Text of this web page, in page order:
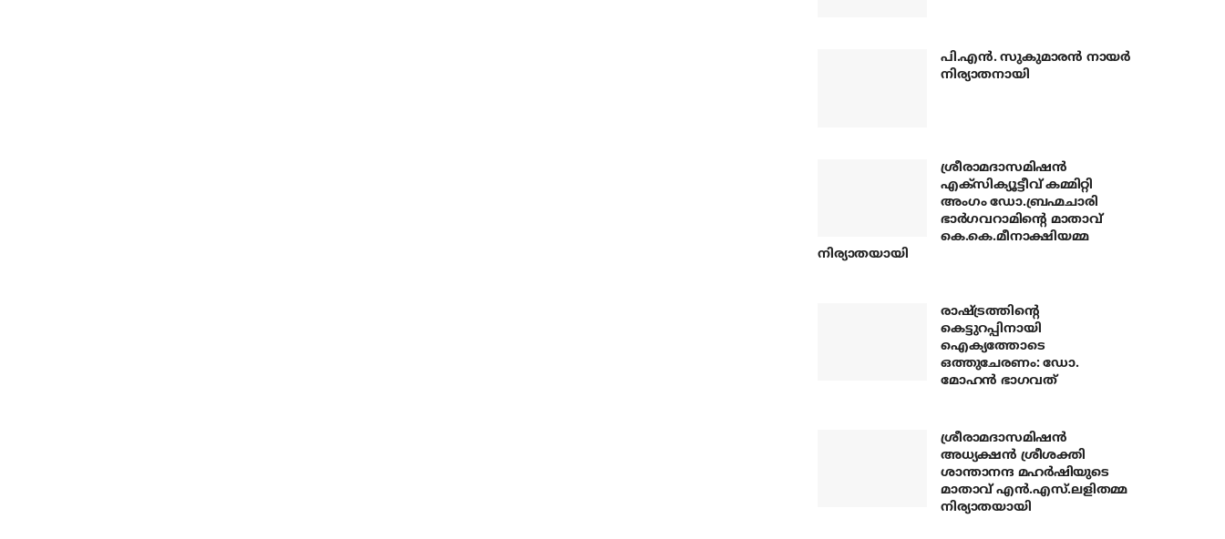
പി.എന്‍. സുകുമാരന്‍ നായര്‍
നിര്യാതനായി
ശ്രീരാമദാസമിഷന്‍
എക്‌സിക്യൂട്ടീവ് കമ്മിറ്റി
അംഗം ഡോ.ബ്രഹ്മചാരി
ഭാര്‍ഗവറാമിന്റെ മാതാവ്
കെ.കെ.മീനാക്ഷിയമ്മ
നിര്യാതയായി
രാഷ്ട്രത്തിന്റെ
കെട്ടുറപ്പിനായി
ഐക്യത്തോടെ
ഒത്തുചേരണം: ഡോ.
മോഹന്‍ ഭാഗവത്
ശ്രീരാമദാസമിഷന്‍
അധ്യക്ഷന്‍ ശ്രീശക്തി
ശാന്താനന്ദ മഹര്‍ഷിയുടെ
മാതാവ് എന്‍.എസ്.ലളിതമ്മ
നിര്യാതയായി